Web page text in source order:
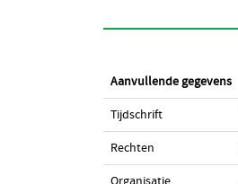
Aanvullende gegevens
Tijdschrift
Rechten